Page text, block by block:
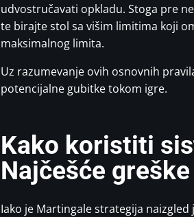
udvostručavati opkladu. Stoga pre
te birajte stol sa višim limitima koji
maksimalnog limita.
Uz razumevanje ovih osnovnih
potencijalne gubitke tokom igre.
Kako koristiti
Najčešće
Iako je Martingale strategija